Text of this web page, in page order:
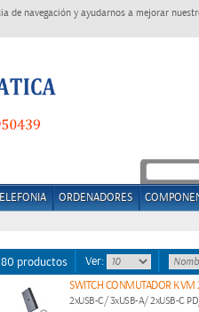
de navegación y ayudarnos a mejorar
ORDENADORES
productos Ver:
SWITCH CONMUTADOR
2xUSB-C/ 3xUSB-A/ 2xUSB-C